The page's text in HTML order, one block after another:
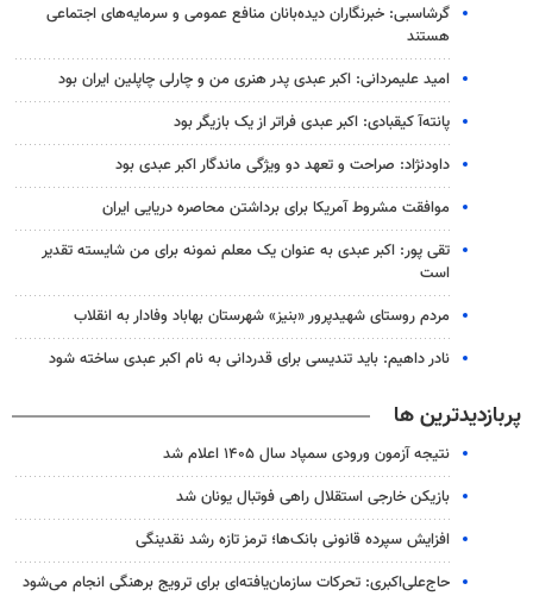
گرشاسبی: خبرنگاران دیده‌بانان منافع عمومی و سرمایه‌های اجتماعی
هستند
امید علیمردانی: اکبر عبدی پدر هنری من و چارلی چاپلین ایران بود
پانته‌آ کیقبادی: اکبر عبدی فراتر از یک بازیگر بود
داودنژاد: صراحت و تعهد دو ویژگی ماندگار اکبر عبدی بود
موافقت مشروط آمریکا برای برداشتن محاصره دریایی ایران
تقی پور: اکبر عبدی به عنوان یک معلم نمونه برای من شایسته تقدیر
است
مردم روستای شهیدپرور «بنیز» شهرستان بهاباد وفادار به انقلاب
نادر داهیم: باید تندیسی برای قدردانی به نام اکبر عبدی ساخته شود
پربازدیدترین ها
نتیجه آزمون ورودی سمپاد سال ۱۴۰۵ اعلام شد
بازیکن خارجی استقلال راهی فوتبال یونان شد
افزایش سپرده قانونی بانک‌ها؛ ترمز تازه رشد نقدینگی
حاج‌علی‌اکبری: تحرکات سازمان‌یافته‌ای برای ترویج برهنگی انجام می‌شود